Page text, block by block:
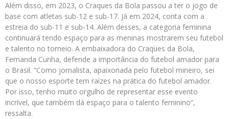
Além disso, em 2023, o Craques da Bola passou a ter o jogo de
base com atletas sub-12 e sub-17. Já em 2024, conta com a
estreia do sub-11 e sub-14. Além desses, a categoria feminina
continuará tendo espaço para as meninas mostrarem seu futebol
e talento no torneio. A embaixadora do Craques da Bola,
Fernanda Cunha, defende a importância do futebol amador para
o Brasil. “Como jornalista, apaixonada pelo futebol mineiro, sei
que o nosso esporte tem raízes na prática do futebol amador.
Por isso, tenho muito orgulho de representar esse evento
incrível, que também dá espaço para o talento feminino”,
ressalta.